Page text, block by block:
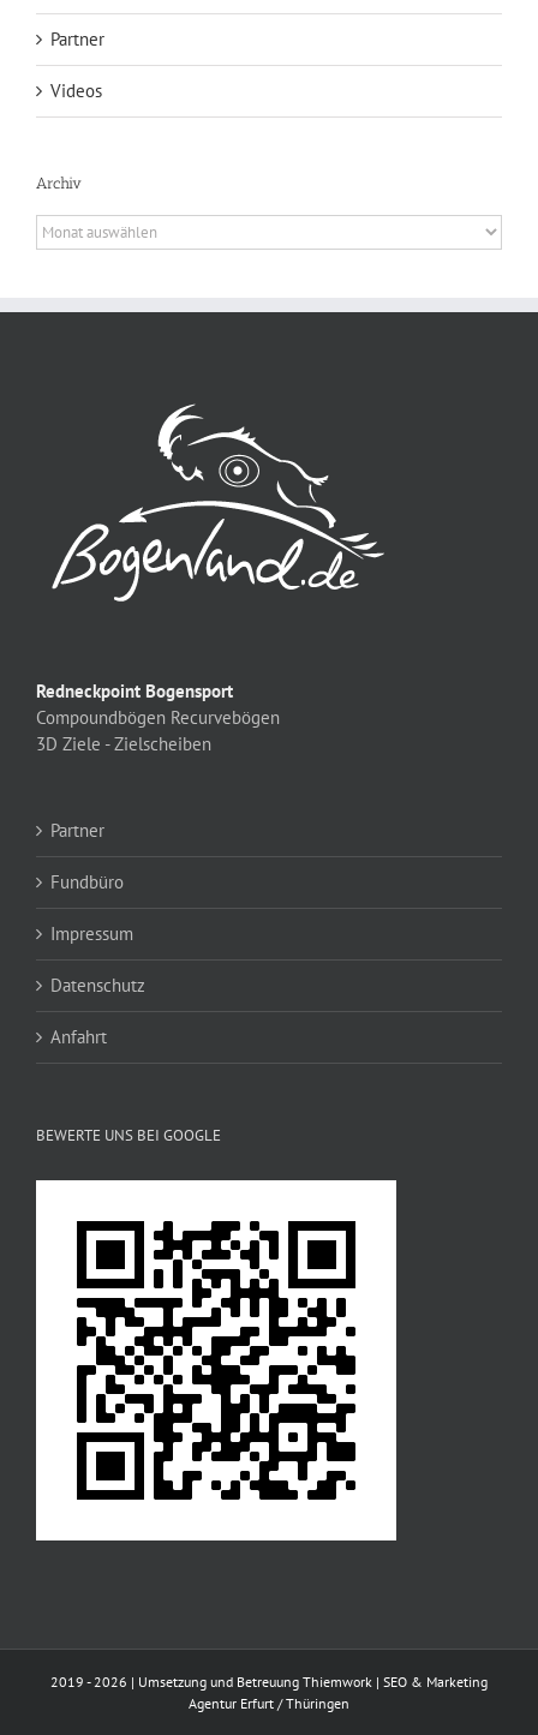
Partner
Videos
Archiv
Archiv
Redneckpoint Bogensport
Compoundbögen Recurvebögen
3D Ziele - Zielscheiben
Partner
Fundbüro
Impressum
Datenschutz
Anfahrt
BEWERTE UNS BEI GOOGLE
2019 - 2026 | Umsetzung und Betreuung Thiemwork | SEO & Marketing
Agentur Erfurt / Thüringen